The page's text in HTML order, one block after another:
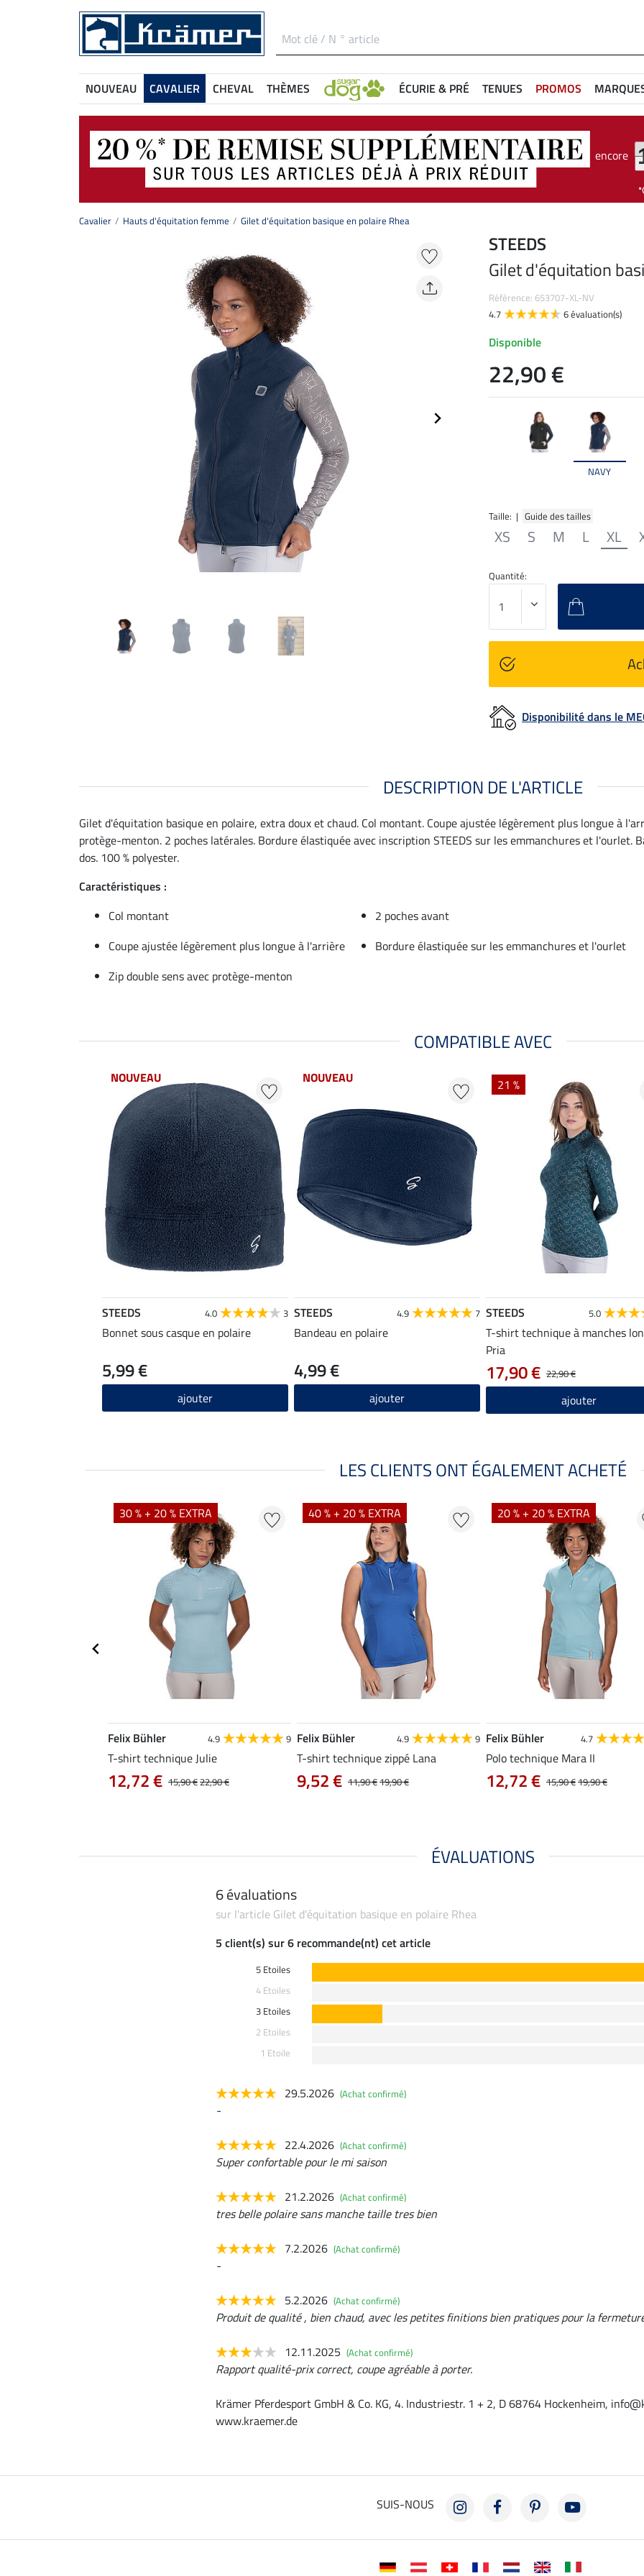
NOUVEAU CAVALIER CHEVAL THÈMES ÉCURIE & PRÉ TENUES PROMOS
encore
Cavalier Hauts d'équitation femme Gilet d'équitation basique en polaire Rhea
NAVY
Taille: | Guide des tailles
XS S M L XL
STEEDS
Gilet d'équitation
Référence: 653707-XL-NV
4.7
6 évaluation(s)
Disponible
22,90 €
Quantité:
Disponibilité dans le
DESCRIPTION DE L'ARTICLE
Gilet d'équitation basique en polaire, extra doux et chaud. Col montant. Coupe ajustée légèrement plus longue à
protège-menton. 2 poches latérales. Bordure élastiquée avec inscription STEEDS sur les emmanchures et l'ourlet.
dos. 100 % polyester.
Caractéristiques :
Col montant
2 poches avant
Coupe ajustée légèrement plus longue à l'arrière
Bordure élastiquée sur les emmanchures et l'ourlet
Zip double sens avec protège-menton
COMPATIBLE AVEC
NOUVEAU
STEEDS 4.0 3
Bonnet sous casque en polaire
5,99 €
ajouter
NOUVEAU
STEEDS 4.9 7
Bandeau en polaire
4,99 €
ajouter
21 %
STEEDS 5.0
T-shirt technique à manches
Pria
22,90 €
17,90 €
ajouter
LES CLIENTS ONT ÉGALEMENT ACHETÉ
30 % + 20 % EXTRA
Felix Bühler 4.9 9
T-shirt technique Julie
15,90 €22,90 €
12,72 €
40 % + 20 % EXTRA
Felix Bühler 4.9 9
T-shirt technique zippé Lana
11,90 €19,90 €
9,52 €
20 % + 20 % EXTRA
Felix Bühler 4.7
Polo technique Mara II
15,90 €19,90 €
12,72 €
ÉVALUATIONS
6 évaluations
sur l'article Gilet d'équitation basique en polaire Rhea
5 client(s) sur 6 recommande(nt) cet article
5 Etoiles
4 Etoiles
3 Etoiles
2 Etoiles
1 Etoile
29.5.2026 (Achat confirmé)
-
22.4.2026 (Achat confirmé)
Super confortable pour le mi saison
21.2.2026 (Achat confirmé)
tres belle polaire sans manche taille tres bien
7.2.2026 (Achat confirmé)
-
5.2.2026 (Achat confirmé)
Produit de qualité , bien chaud, avec les petites finitions bien pratiques pour la
12.11.2025 (Achat confirmé)
Rapport qualité-prix correct, coupe agréable à porter.
Krämer Pferdesport GmbH & Co. KG, 4. Industriestr. 1 + 2, D 68764 Hockenheim,
www.kraemer.de
SUIS-NOUS